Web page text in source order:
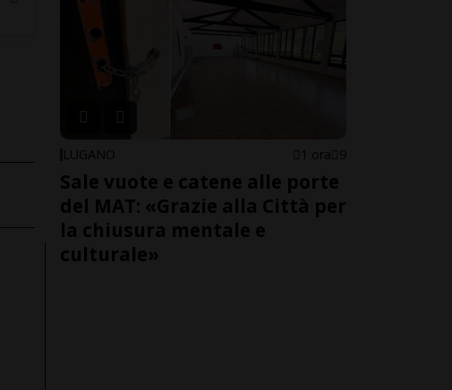
LUGANO 1 ora 9
Sale vuote e catene alle porte
del MAT: «Grazie alla Città per
la chiusura mentale e
culturale»